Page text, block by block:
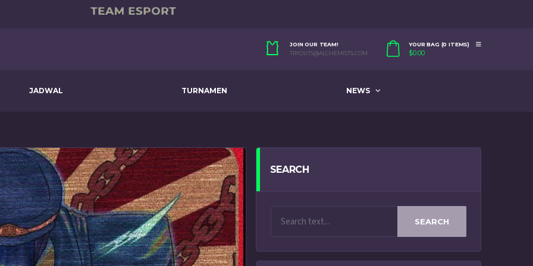
JOIN OUR TEAM!
TRYOUTS@ALCHEMISTS.COM
YOUR BAG (0 ITEMS)
$0.00
JADWAL TURNAMEN NEWS
SEARCH
SEARCH